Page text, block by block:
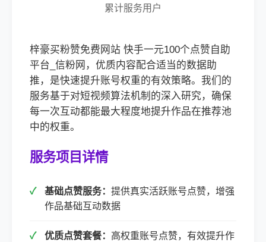
累计服务用户
梓豪买粉赞免费网站 快手一元100个点赞自助
平台_信粉网，优质内容配合适当的数据助
推，是快速提升账号权重的有效策略。我们的
服务基于对短视频算法机制的深入研究，确保
每一次互动都能最大程度地提升作品在推荐池
中的权重。
服务项目详情
基础点赞服务： 提供真实活跃账号点赞，增强
作品基础互动数据
优质点赞套餐： 高权重账号点赞，有效提升作